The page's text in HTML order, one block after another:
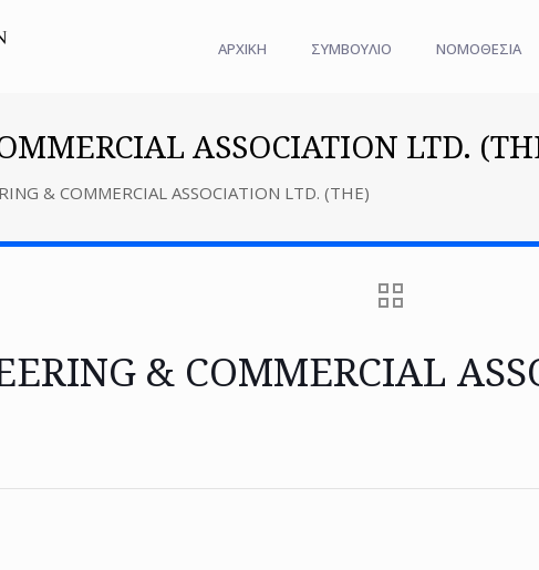
ΑΡΧΙΚΗ ΣΥΜΒΟΥΛΙΟ ΝΟΜΟΘΕΣΙΑ
ASSOCIATION LTD.
& COMMERCIAL ASSOCIATION LTD. (THE)
& COMMERCIAL